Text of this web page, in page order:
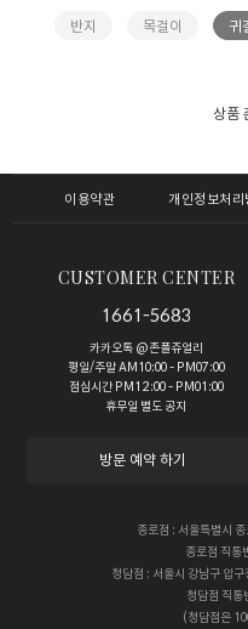
반지 목걸이 귀
상품
이용약관 개인정보처리
CUSTOMER CENTER
1661-5683
카카오톡 @존폴쥬얼리
평일/주말 AM10:00 - PM07:00
점심시간 PM12:00 - PM01:00
휴무일 별도 공지
방문 예약 하기
종로점 : 서울특별시
종로점 직
청담점 : 서울시 강남구 압
청담점 직
(청담점은